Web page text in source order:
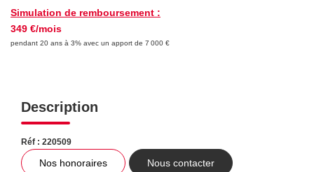
Simulation de remboursement :
349 €/mois
pendant 20 ans à 3% avec un apport de 7 000 €
Description
Réf : 220509
Nos honoraires Nous contacter